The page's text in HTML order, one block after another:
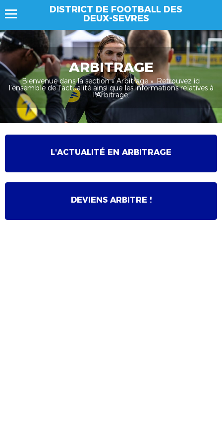
DISTRICT DE FOOTBALL DES
DEUX-SEVRES
ARBITRAGE
Bienvenue dans la section « Arbitrage ». Retrouvez ici
l’ensemble de l’actualité ainsi que les informations relatives à
l’Arbitrage.
L'ACTUALITÉ EN ARBITRAGE
DEVIENS ARBITRE !